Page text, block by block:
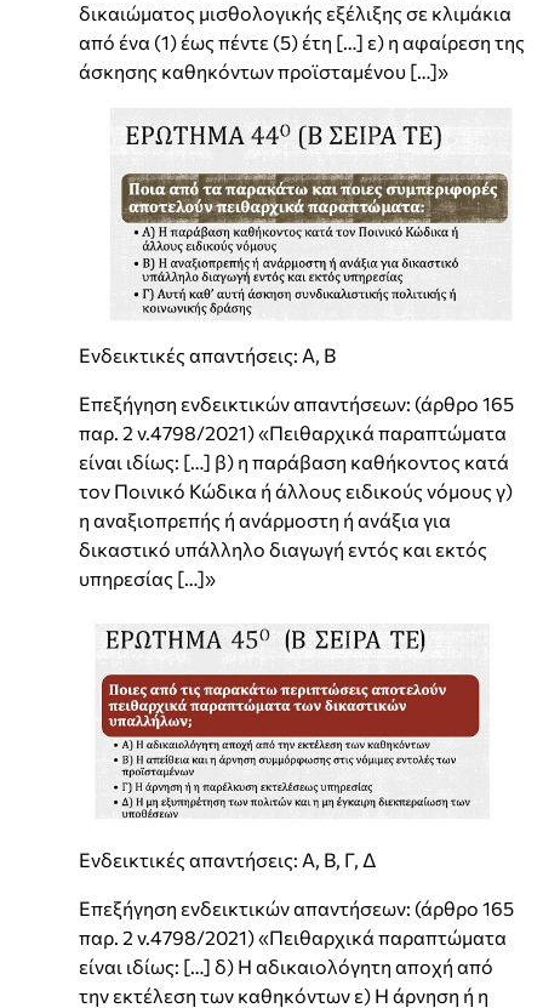
δικαιώματος μισθολογικής εξέλιξης σε κλιμάκια
από ένα (1) έως πέντε (5) έτη […] ε) η αφαίρεση της
άσκησης καθηκόντων προϊσταμένου […]»
Ενδεικτικές απαντήσεις: Α, Β
Επεξήγηση ενδεικτικών απαντήσεων: (άρθρο 165
παρ. 2 ν.4798/2021) «Πειθαρχικά παραπτώματα
είναι ιδίως: […] β) η παράβαση καθήκοντος κατά
τον Ποινικό Κώδικα ή άλλους ειδικούς νόμους γ)
η αναξιοπρεπής ή ανάρμοστη ή ανάξια για
δικαστικό υπάλληλο διαγωγή εντός και εκτός
υπηρεσίας […]»
Ενδεικτικές απαντήσεις: Α, Β, Γ, Δ
Επεξήγηση ενδεικτικών απαντήσεων: (άρθρο 165
παρ. 2 ν.4798/2021) «Πειθαρχικά παραπτώματα
είναι ιδίως: […] δ) Η αδικαιολόγητη αποχή από
την εκτέλεση των καθηκόντων ε) Η άρνηση ή η